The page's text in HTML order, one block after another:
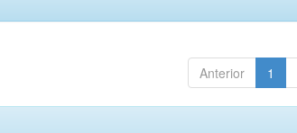
Anterior 1